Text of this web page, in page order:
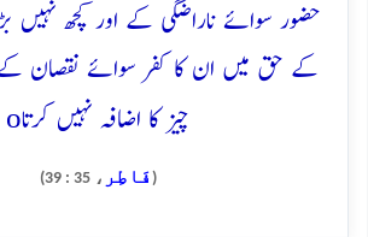
حضور سوائے ناراضگی کے اور کچھ نہیں
کے حق میں ان کا کفر سوائے نقصان
چیز کا اضافہ نہیں کرتاo
( فَاطِر ، 35 : 39)